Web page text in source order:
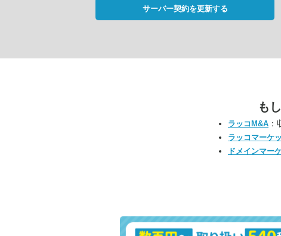
サーバー契約を更新する
も
ラッコM&A
ラッコマーケ
ドメインマー